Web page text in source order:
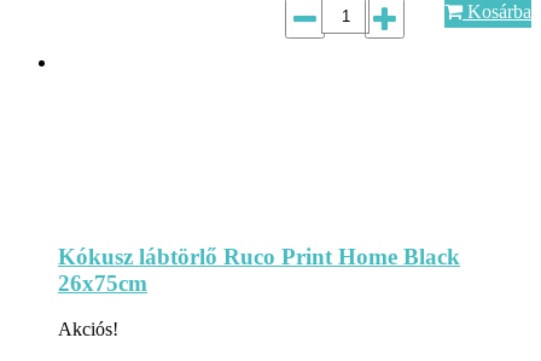
Kosárba
Kókusz lábtörlő Ruco Print Home Black
26x75cm
Akciós!